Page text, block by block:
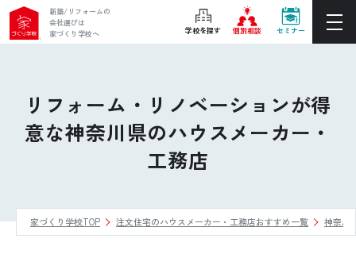
新築/リフォームの
会社選びは
家づくり学校へ
学校を探す 個別相談 セミナー
個別相談
後悔しない家づくりをレクチャー
セミナーをみる
お近くの学校を探す
リフォーム・リノベーションが得
意な神奈川県のハウスメーカー・
工務店
家づくり学校TOP 注文住宅のハウスメーカー・工務店おすすめ一覧 神奈川